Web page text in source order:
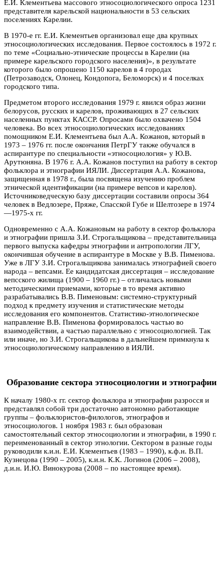
Е.И. Клементьева массового этносоциологического опроса 1231
представителя карельской национальности в 53 сельских
поселениях Карелии.
В 1970-е гг. Е.И. Клементьев организовал еще два крупных
этносоциологических исследования. Первое состоялось в 1972 г.
по теме «Социально-этнические процессы в Карелии (на
примере карельского городского населения)», в результате
которого было опрошено 1150 карелов в 4 городах
(Петрозаводск, Олонец, Кондопога, Беломорск) и 4 поселках
городского типа.
Предметом второго исследования 1979 г. явился образ жизни
белорусов, русских и карелов, проживающих в 27 сельских
населенных пунктах КАССР. Опросами было охвачено 1504
человека. Во всех этносоциологических исследованиях
помощником Е.И. Клементьева был А.А. Кожанов, который в
1973 – 1976 гг. после окончания ПетрГУ также обучался в
аспирантуре по специальности «этносоциология» у Ю.В.
Арутюняна. В 1976 г. А.А. Кожанов поступил на работу в сектор
фольклора и этнографии ИЯЛИ. Диссертация А.А. Кожанова,
защищенная в 1978 г., была посвящена изучению проблем
этнической идентификации (на примере вепсов и карелов).
Источниковедческую базу диссертации составили опросы 364
человек в Ведлозере, Пряже, Спасской Губе и Шелтозере в 1974
—1975-х гг.
Одновременно с А.А. Кожановым на работу в сектор фольклора
и этнографии пришла З.И. Строгальщикова – представительница
первого выпуска кафедры этнографии и антропологии ЛГУ,
окончившая обучение в аспирантуре в Москве у В.В. Пименова.
Уже в ЛГУ З.И. Строгальщикова занималась этнографией своего
народа – вепсами. Ее кандидатская диссертация – исследование
вепсского жилища (1900 – 1960 гг.) – отличалась новыми
методическими приемами, которые в то время активно
разрабатывались В.В. Пименовым: системно-структурный
подход к предмету изучения и статистические методы
исследования его компонентов. Статистико-этнологическое
направление В.В. Пименова формировалось частью во
взаимодействии, а частью параллельно с этносоциологией. Так
или иначе, но З.И. Строгальщикова в дальнейшем примкнула к
этносоциологическому направлению в ИЯЛИ.
Образование сектора этносоциологии и этнографии
К началу 1980-х гг. сектор фольклора и этнографии разросся и
представлял собой три достаточно автономно работающие
группы – фольклористов-филологов, этнографов и
этносоциологов. 1 ноября 1983 г. был образован
самостоятельный сектор этносоциологии и этнографии, в 1990 г.
переименованный в сектор этнологии. Сектором в разные годы
руководили к.и.н. Е.И. Клементьев (1983 – 1990), к.ф.н. В.П.
Кузнецова (1990 – 2005), к.и.н. К.К. Логинов (2006 – 2008),
д.и.н. И.Ю. Винокурова (2008 – по настоящее время).